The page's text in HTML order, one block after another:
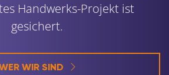
Handwerks-Projekt ist
gesichert.
WIR SIND